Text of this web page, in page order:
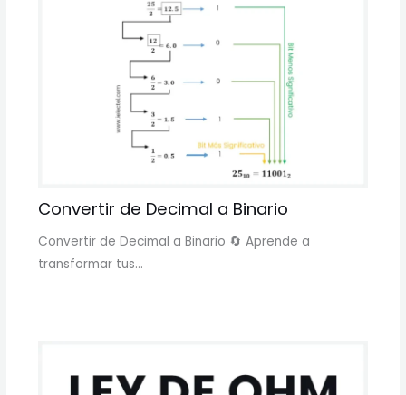
Convertir de Decimal a Binario
Convertir de Decimal a Binario 🔄 Aprende a
transformar tus…